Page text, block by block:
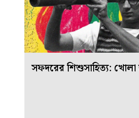
সফদরের শিশুসাহিত্য: খোলা